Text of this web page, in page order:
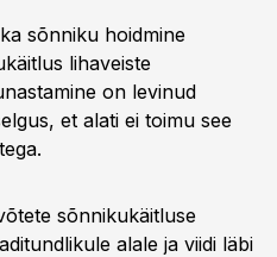
sõnniku hoidmine
lihaveiste
on levinud
et alati ei toimu see
sõnnikukäitluse
alale ja viidi läbi